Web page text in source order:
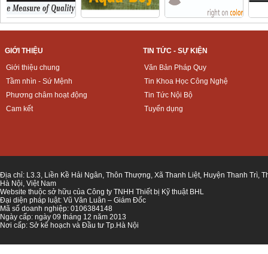
GIỚI THIỆU
Giới thiệu chung
Tầm nhìn - Sứ Mệnh
Phương châm hoạt động
Cam kết
TIN TỨC - SỰ KIỆN
Văn Bản Pháp Quy
Tin Khoa Học Công Nghệ
Tin Tức Nội Bộ
Tuyển dụng
Địa chỉ: L3.3, Liền Kề Hải Ngân, Thôn Thượng, Xã Thanh Liệt, Huyện Thanh Trì,
Hà Nội, Việt Nam
Website thuộc sở hữu của Công ty TNHH Thiết bị Kỹ thuật BHL
Đại diện pháp luật: Vũ Văn Luân – Giám Đốc
Mã số doanh nghiệp: 0106384148
Ngày cấp: ngày 09 tháng 12 năm 2013
Nơi cấp: Sở kế hoạch và Đầu tư Tp.Hà Nội